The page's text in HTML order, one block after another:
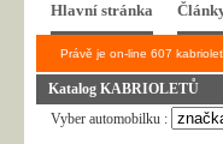
Hlavní stránka
Právě je on-line 607
Katalog KABRIOLETŮ
Vyber automobilku :